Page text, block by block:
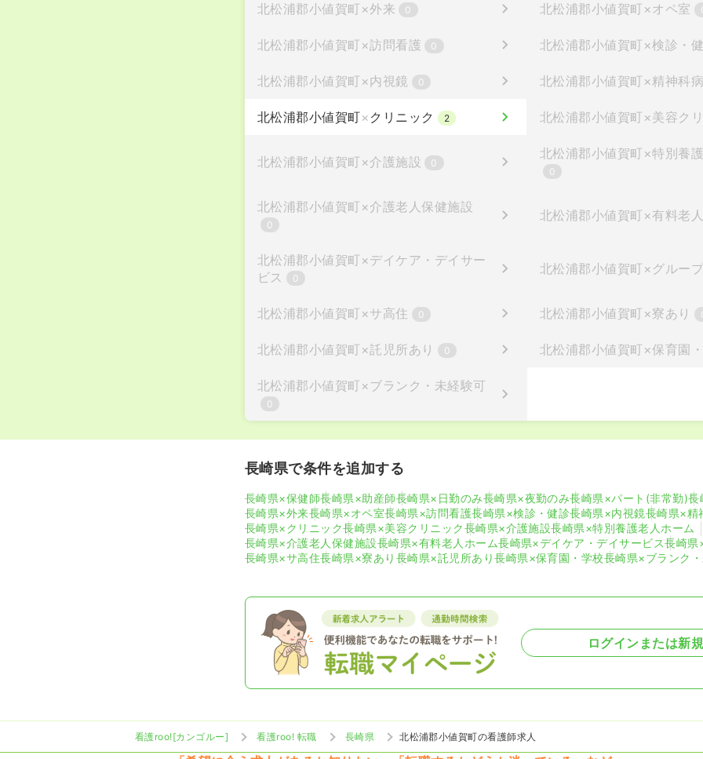
北松浦郡小値賀町 ×外来 0 北松浦郡小値賀町 ×オペ室
北松浦郡小値賀町 ×訪問看護 0 北松浦郡小値賀町 ×検診・
北松浦郡小値賀町 ×内視鏡 0 北松浦郡小値賀町 ×精神科
北松浦郡小値賀町× クリニック 2 北松浦郡小値賀町 ×美容ク
北松浦郡小値賀町 ×介護施設 0
北松浦郡小値賀町 ×特別養
0
北松浦郡小値賀町 ×介護老人保健施設
0
北松浦郡小値賀町 ×有料老
北松浦郡小値賀町 ×デイケア・デイサー
ビス
0
北松浦郡小値賀町 × グルー
北松浦郡小値賀町 ×サ高住 0 北松浦郡小値賀町 ×寮あり
北松浦郡小値賀町 ×託児所あり 0 北松浦郡小値賀町 ×保育園
北松浦郡小値賀町 ×ブランク・未経験可
0
長崎県で条件を追加する
長崎県×保健師長崎県×助産師長崎県×日勤のみ長崎県×夜勤のみ長崎県×パート(非常勤)長
長崎県×外来長崎県×オペ室長崎県×訪問看護長崎県×検診・健診長崎県×内視鏡長崎県×精
長崎県×クリニック長崎県×美容クリニック長崎県×介護施設長崎県×特別養護老人ホーム
長崎県×介護老人保健施設長崎県×有料老人ホーム長崎県×デイケア・デイサービス長崎県
長崎県×サ高住長崎県×寮あり 長崎県×託児所あり長崎県×保育園・学校長崎県×ブランク
ログインまたは新
看護roo![カンゴルー] 看護roo! 転職 長崎県 北松浦郡小値賀町の看護師求人